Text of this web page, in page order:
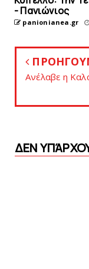
- Πανιώνιος
panionianea.gr
Ανέλαβε η
ΔΕΝ